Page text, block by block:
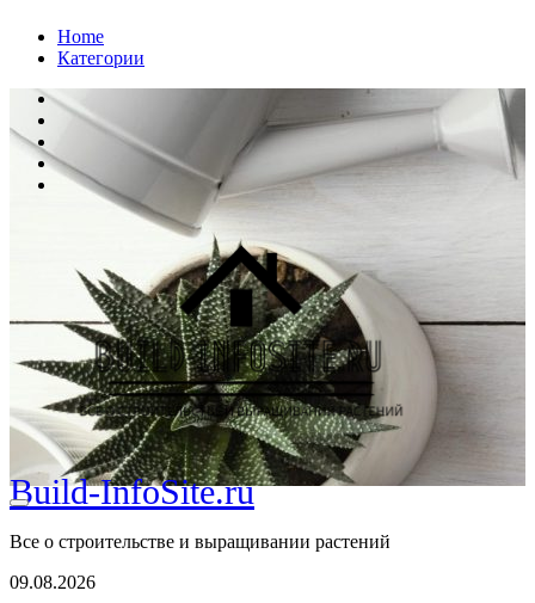
ПерейтиHome
Категории
Build-InfoSite.ru
Все о строительстве и выращивании растений
09.08.2026